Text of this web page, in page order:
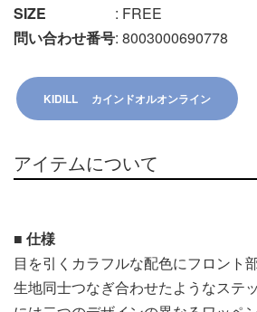
SIZE
: FREE
問い合わせ番号: 8003000690778
KIDILL カインドオルオンライン
アイテムについて
■ 仕様
目を引くカラフルな配色にフロント
生地同士つなぎ合わせたようなステ